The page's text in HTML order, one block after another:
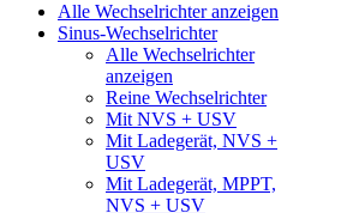
Alle Wechselrichter anzeigen
Sinus-Wechselrichter
Alle Wechselrichter
anzeigen
Reine Wechselrichter
Mit NVS + USV
Mit Ladegerät, NVS +
USV
Mit Ladegerät, MPPT,
NVS + USV